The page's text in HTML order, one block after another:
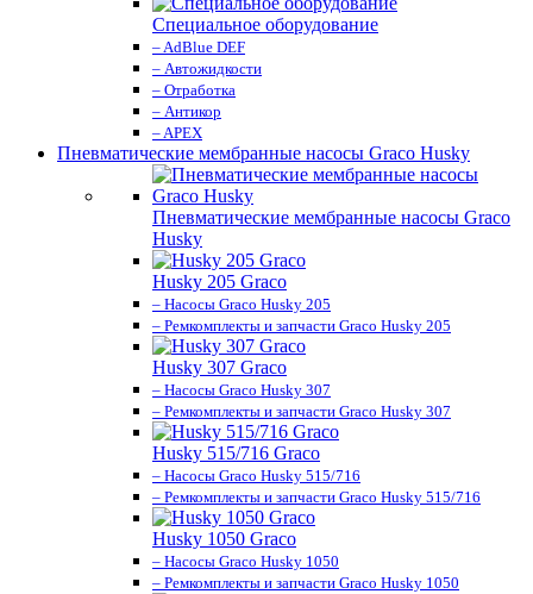
Специальное оборудование
– AdBlue DEF
– Автожидкости
– Отработка
– Антикор
– APEX
Пневматические мембранные насосы Graco Husky
Пневматические мембранные насосы Graco
Husky
Husky 205 Graco
– Насосы Graco Husky 205
– Ремкомплекты и запчасти Graco Husky 205
Husky 307 Graco
– Насосы Graco Husky 307
– Ремкомплекты и запчасти Graco Husky 307
Husky 515/716 Graco
– Насосы Graco Husky 515/716
– Ремкомплекты и запчасти Graco Husky 515/716
Husky 1050 Graco
– Насосы Graco Husky 1050
– Ремкомплекты и запчасти Graco Husky 1050